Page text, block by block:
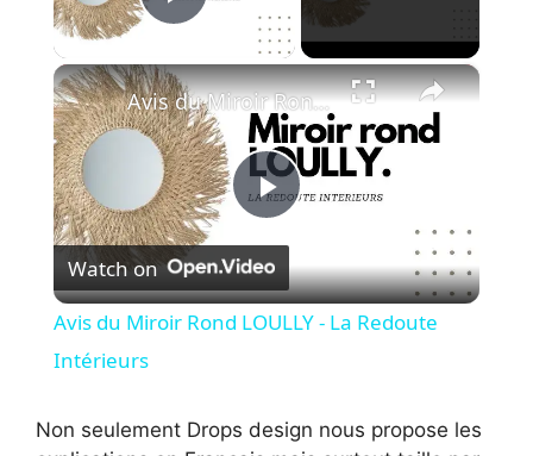
Play Video
×
P
l
y
Avis du Miroir Rond LOULLY - La Redoute Intérieurs
Watch on
Avis du Miroir Rond LOULLY - La Redoute
Intérieurs
Non seulement Drops design nous propose les